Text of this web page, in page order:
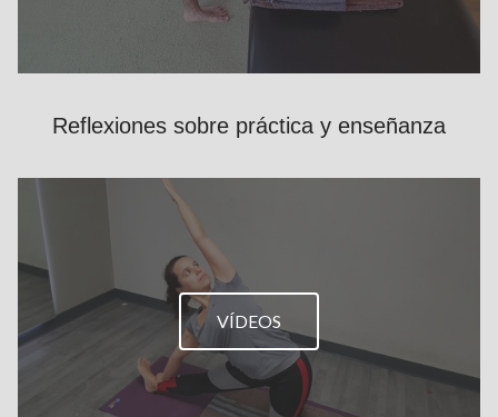
Reflexiones sobre práctica y enseñanza
VÍDEOS